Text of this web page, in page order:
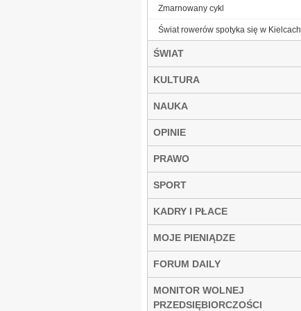
Zmarnowany cykl
Świat rowerów spotyka się w Kielcach
ŚWIAT
KULTURA
NAUKA
OPINIE
PRAWO
SPORT
KADRY I PŁACE
MOJE PIENIĄDZE
FORUM DAILY
MONITOR WOLNEJ
PRZEDSIĘBIORCZOŚCI